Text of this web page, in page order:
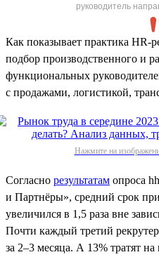
руководитель
Как показывает практика HR-
подбор производственного и
функциональных
с продажами, логистикой,
Нажмите на
Согласно результатам опроса
и Партнёры», средний срок
увеличился в 1,5 раза вне
Почти каждый третий
за 2–3 месяца. А 13% тратят